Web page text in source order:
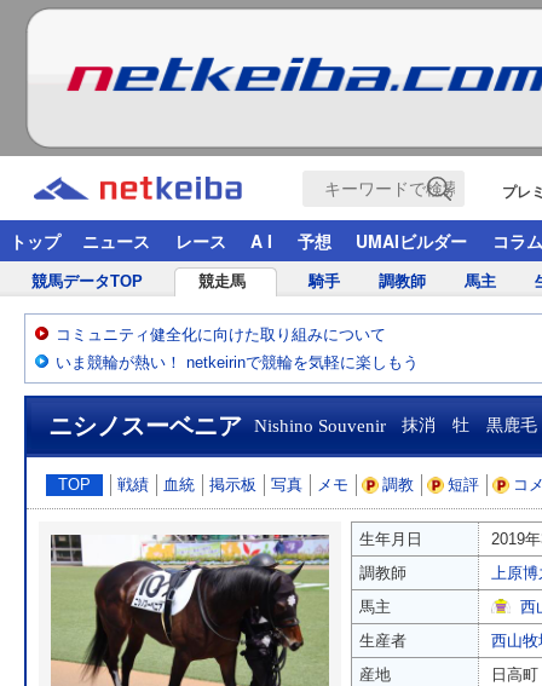
プレ
トップ ニュース レース A I 予想 UMAIビルダー コラム
競馬データTOP 競走馬 騎手 調教師 馬主
コミュニティ健全化に向けた取り組みについて
いま競輪が熱い！ netkeirinで競輪を気軽に楽しもう
ニシノスーベニア Nishino Souvenir 抹消 牡 黒鹿毛
TOP 戦績 血統 掲示板 写真 メモ 調教 短評 コ
生年月日
2019
調教師
上原博
馬主
西
生産者
西山牧
産地
日高町